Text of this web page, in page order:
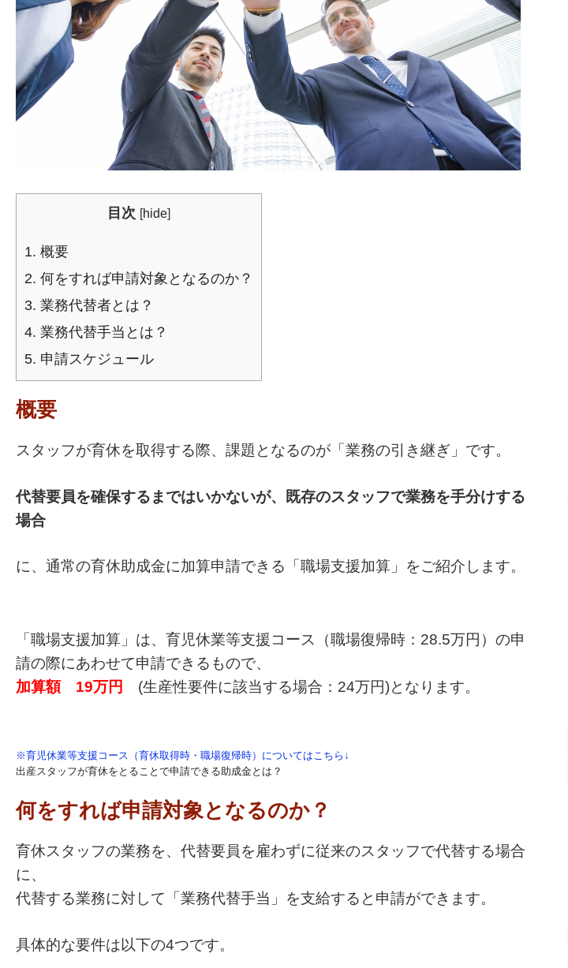
目次 [hide]
1. 概要
2. 何をすれば申請対象となるのか？
3. 業務代替者とは？
4. 業務代替手当とは？
5. 申請スケジュール
概要
スタッフが育休を取得する際、課題となるのが「業務の引き継ぎ」です。
代替要員を確保するまではいかないが、既存のスタッフで業務を手分けする
場合
に、通常の育休助成金に加算申請できる「職場支援加算」をご紹介します。
「職場支援加算」は、育児休業等支援コース（職場復帰時：28.5万円）の申
請の際にあわせて申請できるもので、
加算額
19万円 (生産性要件に該当する場合：24万円)となります。
※育児休業等支援コース（育休取得時・職場復帰時）についてはこちら↓
出産スタッフが育休をとることで申請できる助成金とは？
何をすれば申請対象となるのか？
育休スタッフの業務を、代替要員を雇わずに従来のスタッフで代替する場合
に、
代替する業務に対して「業務代替手当」を支給すると申請ができます。
具体的な要件は以下の4つです。